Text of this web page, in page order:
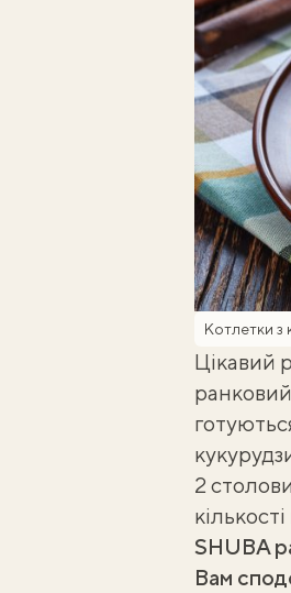
Котлетки з
Цікавий
2
SHUBA
Вам